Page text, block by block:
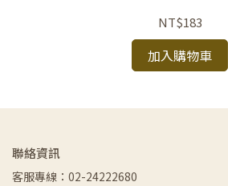
NT$183
加入購物車
聯絡資訊
客服專線：02-24222680